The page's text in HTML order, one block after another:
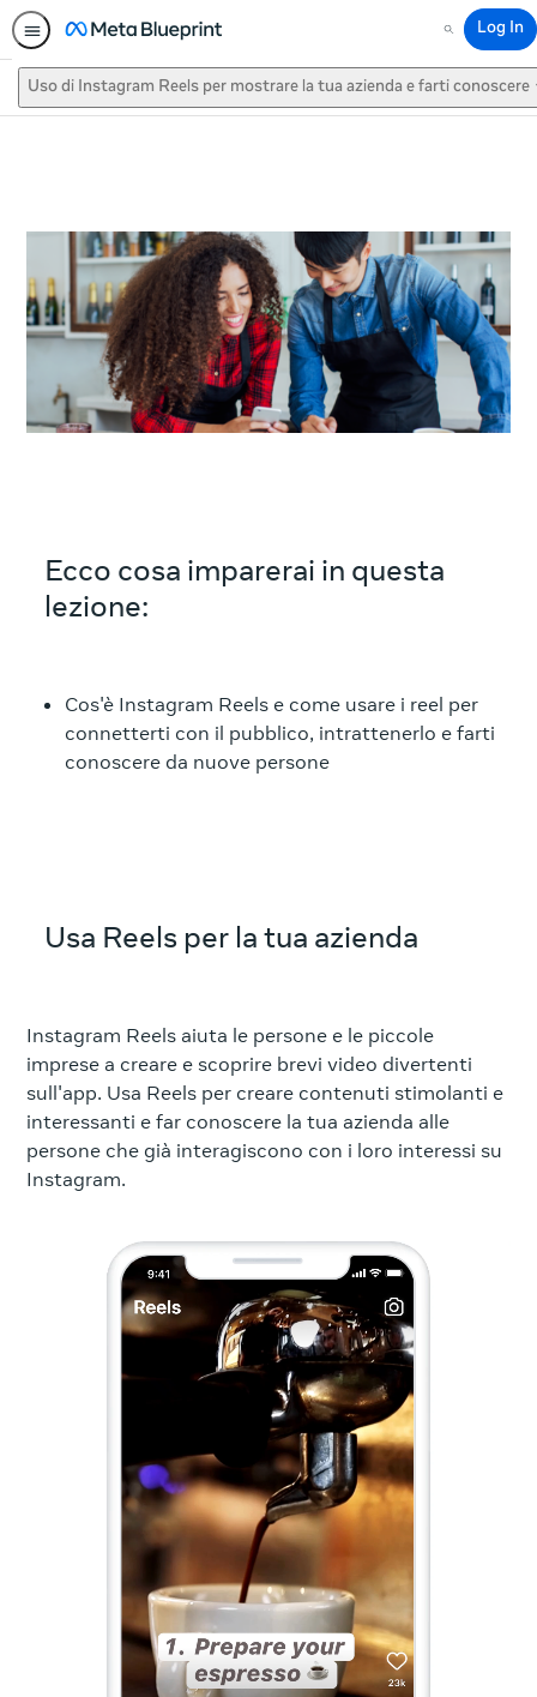
Search
Log In
Uso di Instagram Reels per mostrare la tua azienda e farti conoscere
Ecco cosa imparerai in questa
lezione:
Cos'è Instagram Reels e come usare i reel per
connetterti con il pubblico, intrattenerlo e farti
conoscere da nuove persone
Usa Reels per la tua azienda
Instagram Reels aiuta le persone e le piccole
imprese a creare e scoprire brevi video divertenti
sull'app. Usa Reels per creare contenuti stimolanti e
interessanti e far conoscere la tua azienda alle
persone che già interagiscono con i loro interessi su
Instagram.